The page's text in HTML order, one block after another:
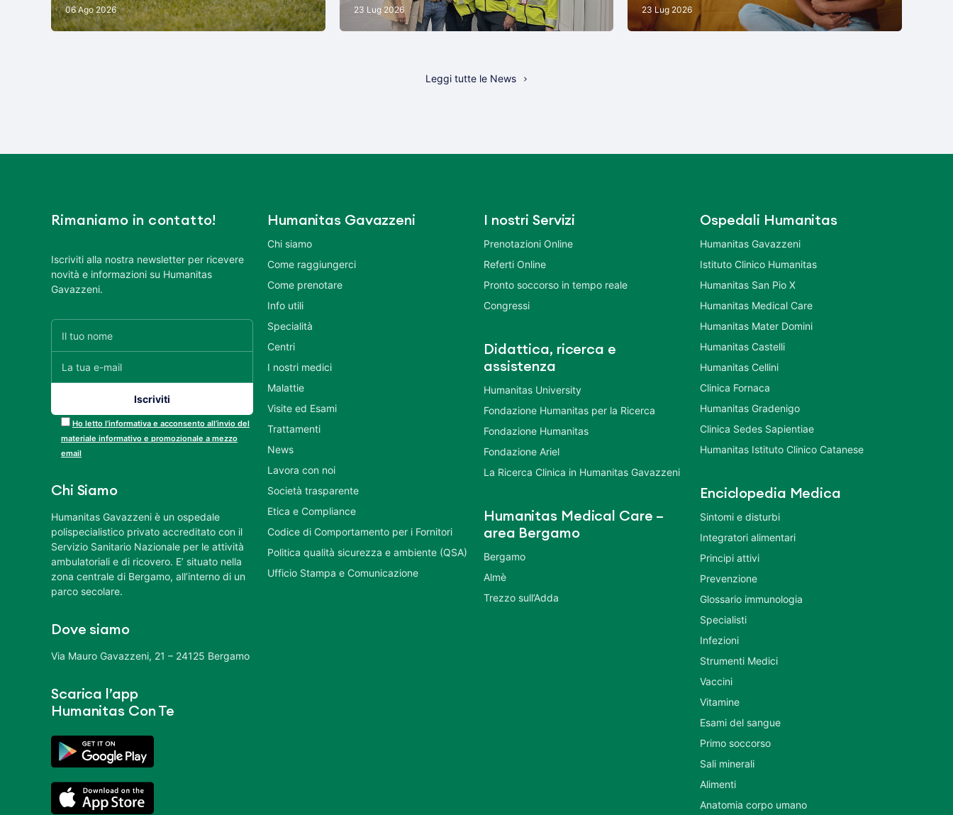
06 Ago 2026 23 Lug 2026 23 Lug 2026
Leggi tutte le News
Rimaniamo in contatto!
Iscriviti alla nostra newsletter per ricevere
novità e informazioni su Humanitas
Gavazzeni.
Ho letto l’informativa e acconsento all’invio del
materiale informativo e promozionale a mezzo
email
Chi Siamo
Humanitas Gavazzeni è un ospedale
polispecialistico privato accreditato con il
Servizio Sanitario Nazionale per le attività
ambulatoriali e di ricovero. E’ situato nella
zona centrale di Bergamo, all’interno di un
parco secolare.
Dove siamo
Via Mauro Gavazzeni, 21 – 24125 Bergamo
Scarica l’app
Humanitas Con Te
Humanitas Gavazzeni
Chi siamo
Come raggiungerci
Come prenotare
Info utili
Specialità
Centri
I nostri medici
Malattie
Visite ed Esami
Trattamenti
News
Lavora con noi
Società trasparente
Etica e Compliance
Codice di Comportamento per i Fornitori
Politica qualità sicurezza e ambiente (QSA)
Ufficio Stampa e Comunicazione
I nostri Servizi
Prenotazioni Online
Referti Online
Pronto soccorso in tempo reale
Congressi
Didattica, ricerca e
assistenza
Humanitas University
Fondazione Humanitas per la Ricerca
Fondazione Humanitas
Fondazione Ariel
La Ricerca Clinica in Humanitas Gavazzeni
Humanitas Medical Care –
area Bergamo
Bergamo
Almè
Trezzo sull’Adda
Ospedali Humanitas
Humanitas Gavazzeni
Istituto Clinico Humanitas
Humanitas San Pio X
Humanitas Medical Care
Humanitas Mater Domini
Humanitas Castelli
Humanitas Cellini
Clinica Fornaca
Humanitas Gradenigo
Clinica Sedes Sapientiae
Humanitas Istituto Clinico Catanese
Enciclopedia Medica
Sintomi e disturbi
Integratori alimentari
Principi attivi
Prevenzione
Glossario immunologia
Specialisti
Infezioni
Strumenti Medici
Vaccini
Vitamine
Esami del sangue
Primo soccorso
Sali minerali
Alimenti
Anatomia corpo umano